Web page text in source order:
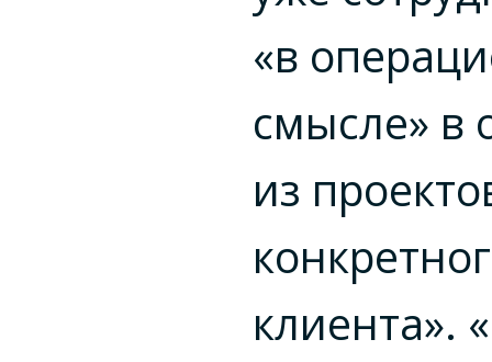
«в
смысле» в
из
клиента».